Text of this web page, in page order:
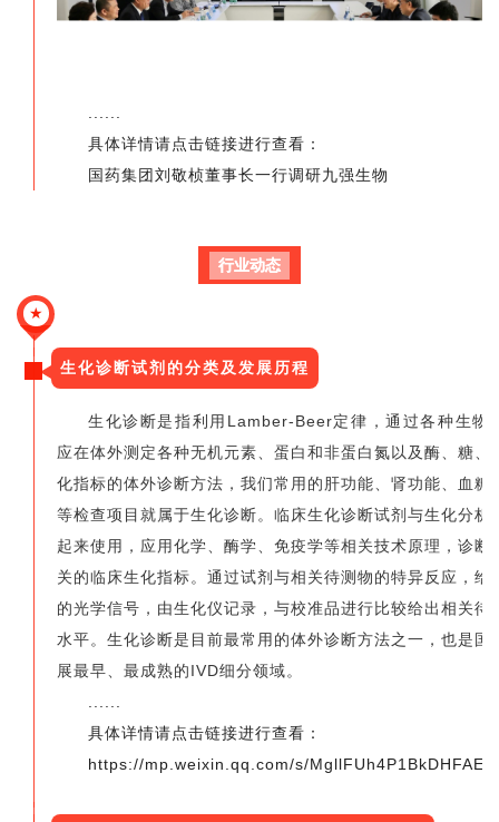
具体详情请点击链接进行查看：
国药集团刘敬桢董事长一行调研九强生物
行业动态
★
生化诊断试剂的分类及发展历程
生化诊断是指利用Lamber-Beer定律，通过各种生物
应在体外测定各种无机元素、蛋白和非蛋白氮以及酶、糖、
化指标的体外诊断方法，我们常用的肝功能、肾功能、血糖
等检查项目就属于生化诊断。临床生化诊断试剂与生化分析
起来使用，应用化学、酶学、免疫学等相关技术原理，诊断
关的临床生化指标。通过试剂与相关待测物的特异反应，给
的光学信号，由生化仪记录，与校准品进行比较给出相关待
水平。生化诊断是目前最常用的体外诊断方法之一，也是国
展最早、最成熟的IVD细分领域。
具体详情请点击链接进行查看：
https://mp.weixin.qq.com/s/